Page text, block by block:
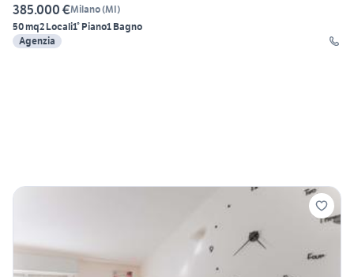
385.000 €Milano(MI)
50 mq2 Locali1° Piano1 Bagno
Agenzia